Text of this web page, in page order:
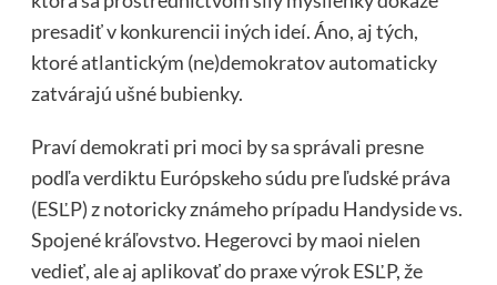
presadiť v konkurencii iných ideí. Áno, aj tých,
ktoré atlantickým (ne)demokratov automaticky
zatvárajú ušné bubienky.
Praví demokrati pri moci by sa správali presne
podľa verdiktu Európskeho súdu pre ľudské práva
(ESĽP) z notoricky známeho prípadu Handyside vs.
Spojené kráľovstvo. Hegerovci by maoi nielen
vedieť, ale aj aplikovať do praxe výrok ESĽP, že